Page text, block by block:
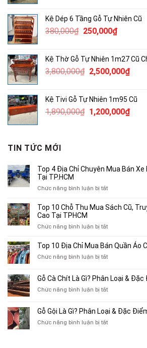
4,600,000₫.là:
Kệ Dép 6 Tầng Gỗ Tự Nhiên Cũ
380,000₫ Giá
380,000₫.
250,000₫Giá
là:
250,000₫.
Kệ Thờ Gỗ Tự Nhiên 1m27 Cũ
3,800,000₫ Giá
3,800,000₫.
2,500,000₫Giá
là:
Kệ Tivi Gỗ Tự Nhiên 1m95 Cũ
1,890,000₫ Giá
1,200,000₫Giá
TIN TỨC MỚI
Top 4 Địa Chỉ Chuyên Mua Bán Xe
Tại TP.HCM
Chức năng bình luận bị tắtở
4
Chuyên
Bán
Xe
Cũ,
Xe
Cũ
TP.HCM
Top 10 Chỗ Thu Mua Sách Cũ,
Cao Tại TPHCM
Chức năng bình luận bị tắtở
10
Thu
Sách
Tạp
Chí
Top 10 Địa Chỉ Mua Bán Quần Áo
Chức năng bình luận bị tắtở
Địa
Chỉ
Bán
Áo
Gỗ Cà Chít Là Gì? Phân Loại &
Chức năng bình luận bị tắtở
Chít
Là
Gỗ Gội Là Gì? Phân Loại & Đặc
Chức năng bình luận bị tắtở